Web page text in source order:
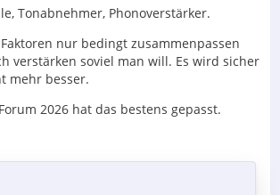
Tonabnehmer, Phonoverstärker.
nur bedingt zusammenpassen
verstärken soviel man will. Es wird sicher
mehr besser.
2026 hat das bestens gepasst.